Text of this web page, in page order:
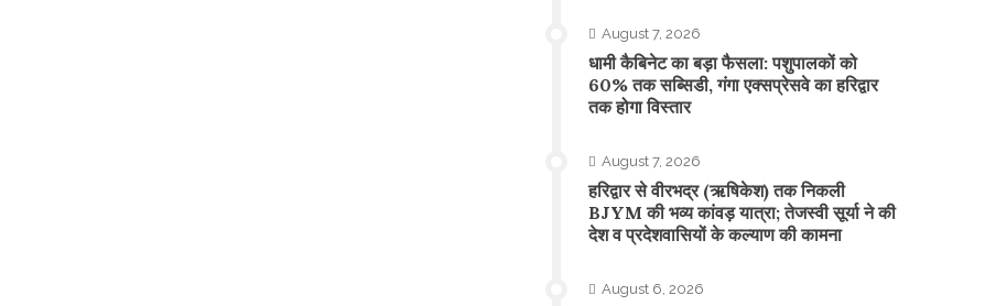
August 7, 2026
​धामी कैबिनेट का बड़ा फैसला: पशुपालकों को
60% तक सब्सिडी, गंगा एक्सप्रेसवे का हरिद्वार
तक होगा विस्तार
August 7, 2026
​हरिद्वार से वीरभद्र (ऋषिकेश) तक निकली
BJYM की भव्य कांवड़ यात्रा; तेजस्वी सूर्या ने की
देश व प्रदेशवासियों के कल्याण की कामना
August 6, 2026